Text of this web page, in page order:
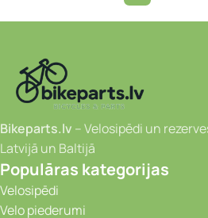
Bikeparts.lv – Velosipēdi un
Latvijā un Baltijā
Populāras kategorijas
Velosipēdi
Velo piederumi